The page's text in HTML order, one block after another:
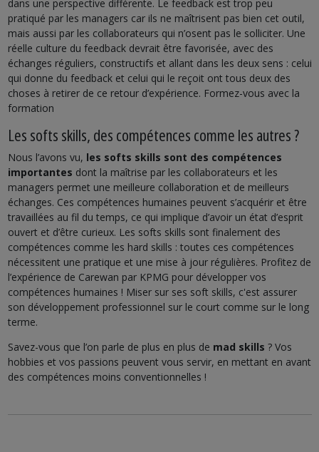
dans une perspective différente. Le feedback est trop peu
pratiqué par les managers car ils ne maîtrisent pas bien cet outil,
mais aussi par les collaborateurs qui n’osent pas le solliciter. Une
réelle culture du feedback devrait être favorisée, avec des
échanges réguliers, constructifs et allant dans les deux sens : celui
qui donne du feedback et celui qui le reçoit ont tous deux des
choses à retirer de ce retour d’expérience. Formez-vous avec la
formation
Les softs skills, des compétences comme les autres ?
Nous l’avons vu, les softs skills sont des compétences
importantes dont la maîtrise par les collaborateurs et les
managers permet une meilleure collaboration et de meilleurs
échanges. Ces compétences humaines peuvent s’acquérir et être
travaillées au fil du temps, ce qui implique d’avoir un état d’esprit
ouvert et d’être curieux. Les softs skills sont finalement des
compétences comme les hard skills : toutes ces compétences
nécessitent une pratique et une mise à jour régulières. Profitez de
l’expérience de Carewan par KPMG pour développer vos
compétences humaines ! Miser sur ses soft skills, c'est assurer
son développement professionnel sur le court comme sur le long
terme.
Savez-vous que l’on parle de plus en plus de mad skills ? Vos
hobbies et vos passions peuvent vous servir, en mettant en avant
des compétences moins conventionnelles !